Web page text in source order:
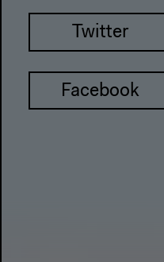
Twitter
Facebook